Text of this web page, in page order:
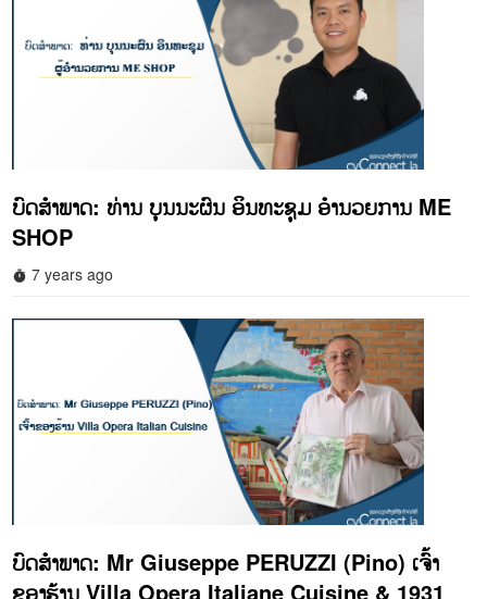
ບົດສໍາພາດ: ທ່ານ ບຸນນະຜົນ ອິນທະຊຸມ ອໍານວຍການ ME
SHOP
timer 7 years ago
ບົດສໍາພາດ: Mr Giuseppe PERUZZI (Pino) ເຈົ້າ
ຂອງຮ້ານ Villa Opera Italiane Cuisine & 1931